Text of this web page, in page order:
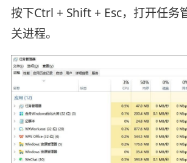
按下Ctrl + Shift + Esc，打开任务
关进程。